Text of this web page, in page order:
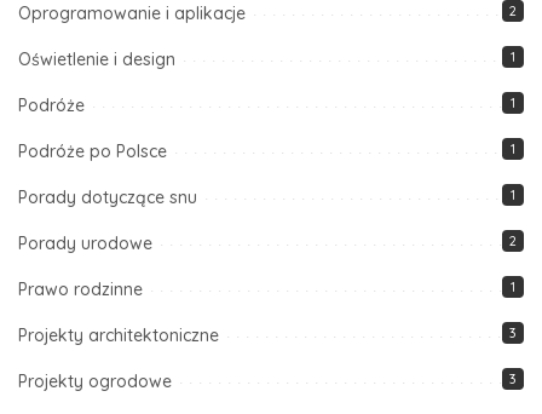
Oprogramowanie i aplikacje 2
Oświetlenie i design 1
Podróże 1
Podróże po Polsce 1
Porady dotyczące snu 1
Porady urodowe 2
Prawo rodzinne 1
Projekty architektoniczne 3
Projekty ogrodowe 3